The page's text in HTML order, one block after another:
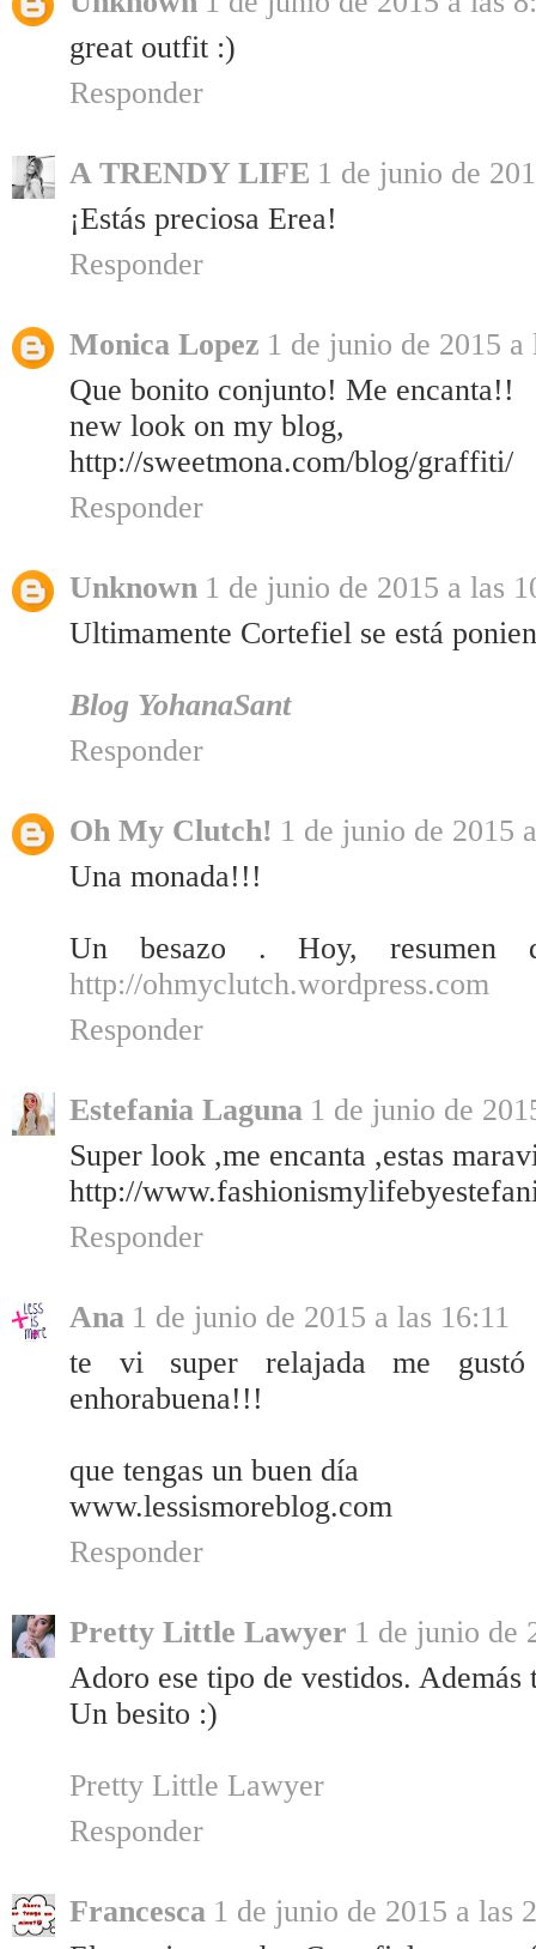
great outfit :)
Responder
A TRENDY LIFE 1 de junio de
¡Estás preciosa Erea!
Responder
Monica Lopez 1 de junio de 2015 a
Que bonito conjunto! Me encanta!!
new look on my blog,
http://sweetmona.com/blog/graffiti/
Responder
Unknown 1 de junio de 2015 a las
Ultimamente Cortefiel se está
Blog YohanaSant
Responder
Oh My Clutch! 1 de junio de 2015
Una monada!!!
Un besazo . Hoy, resumen
http://ohmyclutch.wordpress.com
Responder
Estefania Laguna 1 de junio de
Super look ,me encanta ,estas
http://
Responder
Ana 1 de junio de 2015 a las 16:11
te vi super relajada me
enhorabuena!!!
que tengas un buen día
www.lessismoreblog.com
Responder
Pretty Little Lawyer 1 de junio de
Adoro ese tipo de vestidos. Además
Un besito :)
Pretty Little Lawyer
Responder
Francesca 1 de junio de 2015 a las